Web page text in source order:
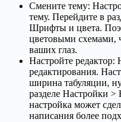
Смените тему:
тему. Перейдите в
Шрифты и цвета.
цветовыми схемами,
ваших глаз.
Настройте редактор:
редактирования.
ширина табуляции,
разделе Настройки >
настройка может
написания более